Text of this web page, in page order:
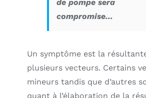
de pompe sera
compromise…
Un symptôme est la
plusieurs vecteurs. Certains
mineurs tandis que d’autres
quant à l’élaboration de la